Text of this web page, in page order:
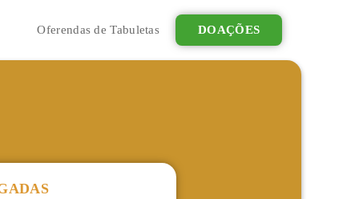
Oferendas de Tabuletas DOAÇÕES